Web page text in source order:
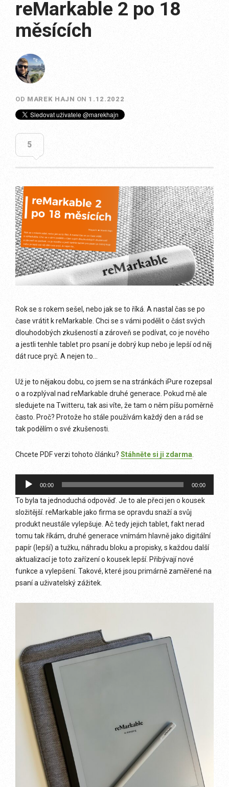
reMarkable 2 po 18
měsících
OD MAREK HAJN ON 1.12.2022
5
Rok se s rokem sešel, nebo jak se to říká. A nastal čas se po
čase vrátit k reMarkable. Chci se s vámi podělit o část svých
dlouhodobých zkušeností a zároveň se podívat, co je nového
a jestli tenhle tablet pro psaní je dobrý kup nebo je lepší od něj
dát ruce pryč. A nejen to…
Už je to nějakou dobu, co jsem se na stránkách iPure rozepsal
o a rozplýval nad reMarkable druhé generace. Pokud mě ale
sledujete na Twitteru, tak asi víte, že tam o něm píšu poměrně
často. Proč? Protože ho stále používám každý den a rád se
tak podělím o své zkušenosti.
Chcete PDF verzi tohoto článku? Stáhněte si ji zdarma
Audio
00:00 00:00
To byla ta jednoduchá odpověď. Je to ale přeci jen o kousek
složitější. reMarkable jako firma se opravdu snaží a svůj
produkt neustále vylepšuje. Ač tedy jejich tablet, fakt nerad
tomu tak říkám, druhé generace vnímám hlavně jako digitální
papír (lepší) a tužku, náhradu bloku a propisky, s každou další
aktualizací je toto zařízení o kousek lepší. Přibývají nové
funkce a vylepšení. Takové, které jsou primárně zaměřené na
psaní a uživatelský zážitek.